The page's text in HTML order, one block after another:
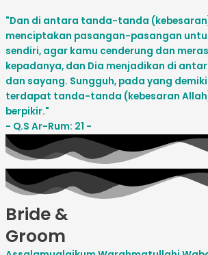
"Dan di antara tanda-tanda
menciptakan pasangan-pasangan
sendiri, agar kamu cenderung dan
kepadanya, dan Dia menjadikan di
dan sayang. Sungguh, pada yang
terdapat tanda-tanda (kebesaran
berpikir."
- Q.S Ar-Rum: 21 -
Bride &
Groom